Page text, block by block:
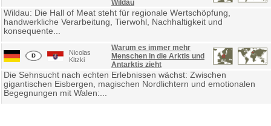
Wildau
Wildau: Die Hall of Meat steht für regionale Wertschöpfung,
handwerkliche Verarbeitung, Tierwohl, Nachhaltigkeit und
konsequente...
Nicolas
Kitzki
Warum es immer mehr
Menschen in die Arktis und
Antarktis zieht
Die Sehnsucht nach echten Erlebnissen wächst: Zwischen
gigantischen Eisbergen, magischen Nordlichtern und emotionalen
Begegnungen mit Walen:...